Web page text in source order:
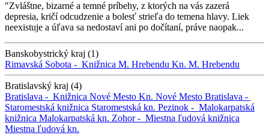
"Zvláštne, bizarné a temné príbehy, z ktorých na vás zazerá
depresia, kričí odcudzenie a bolesť strieľa do temena hlavy. Liek
neexistuje a úľava sa nedostaví ani po dočítaní, práve naopak...
Banskobystrický kraj (1)
Rimavská Sobota - Knižnica M. Hrebendu Kn. M. Hrebendu
Bratislavský kraj (4)
Bratislava - Knižnica Nové Mesto Kn. Nové Mesto Bratislava -
Staromestská knižnica Staromestská kn. Pezinok - Malokarpatská
knižnica Malokarpatská kn. Zohor - Miestna ľudová knižnica
Miestna ľudová kn.